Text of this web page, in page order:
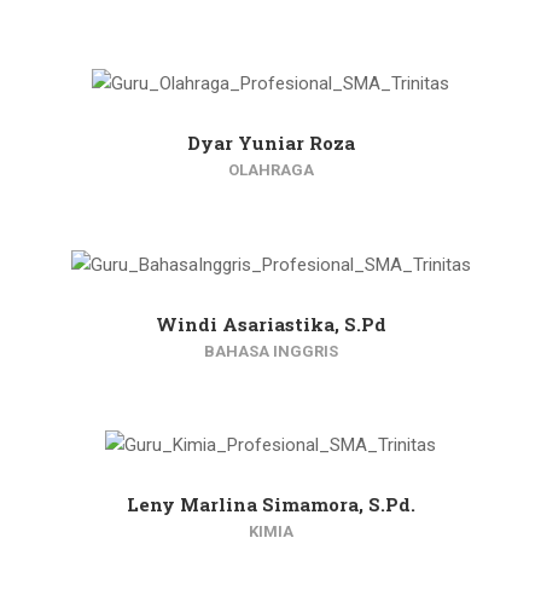
Dyar Yuniar Roza
OLAHRAGA
Windi Asariastika, S.Pd
BAHASA INGGRIS
Leny Marlina Simamora, S.Pd.
KIMIA